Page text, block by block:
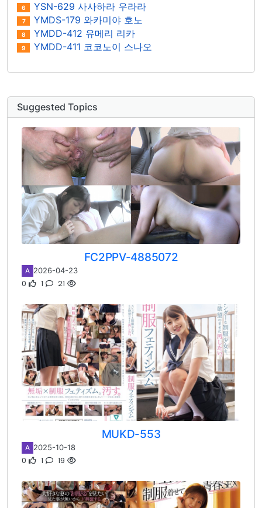
6 YSN-629 사사하라 우라라
7 YMDS-179 와카미야 호노
8 YMDD-412 유메리 리카
9 YMDD-411 코코노이 스나오
Suggested Topics
FC2PPV-4885072
A 2026-04-23
0 1 21
MUKD-553
A 2025-10-18
0 1 19